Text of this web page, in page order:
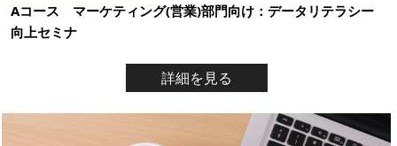
Aコース マーケティング(営業)部門向け：データリテラシー
向上セミナ
詳細を見る